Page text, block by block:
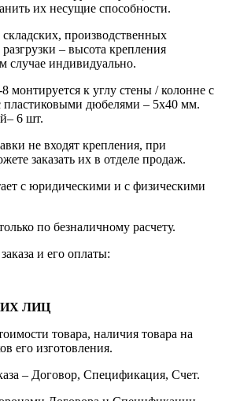
их несущие способности.
производственных
– высота крепления
случае индивидуально.
монтируется к углу стены / колонне с
дюбелями – 5х40 мм.
6 шт.
не входят крепления, при
заказать их в отделе продаж.
с юридическими и с физическими
по безналичному расчету.
и его оплаты:
ЛИЦ
товара, наличия товара на
его изготовления.
– Договор, Спецификация, Счет.